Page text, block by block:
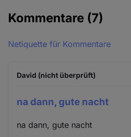
Kommentare (7)
Netiquette für Kommentare
David (nicht überprüft)
na dann, gute nacht
na dann, gute nacht